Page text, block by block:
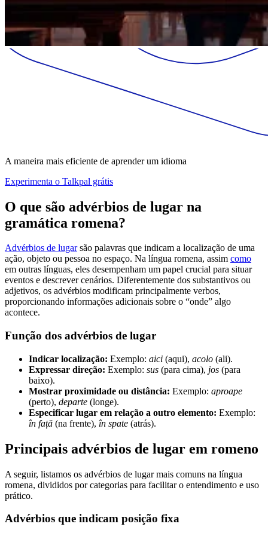
A maneira mais eficiente de aprender um idioma
Experimenta o Talkpal grátis
O que são advérbios de lugar na
gramática romena?
Advérbios de lugarsão palavras que indicam a localização de uma
ação, objeto ou pessoa no espaço. Na língua romena, assim como
em outras línguas, eles desempenham um papel crucial para situar
eventos e descrever cenários. Diferentemente dos substantivos ou
adjetivos, os advérbios modificam principalmente verbos,
proporcionando informações adicionais sobre o “onde” algo
acontece.
Função dos advérbios de lugar
Indicar localização: Exemplo: aici (aqui), acolo (ali).
Expressar direção: Exemplo: sus (para cima), jos (para
baixo).
Mostrar proximidade ou distância: Exemplo: aproape
(perto), departe (longe).
Especificar lugar em relação a outro elemento: Exemplo:
în față (na frente), în spate (atrás).
Principais advérbios de lugar em romeno
A seguir, listamos os advérbios de lugar mais comuns na língua
romena, divididos por categorias para facilitar o entendimento e uso
prático.
Advérbios que indicam posição fixa